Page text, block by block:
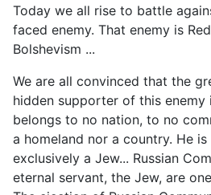
Today we all rise to battle
faced enemy. That enemy is
Bolshevism ...
We are all convinced that the
hidden supporter of this enemy
belongs to no nation, to no
a homeland nor a country. He
exclusively a Jew... Russian
eternal servant, the Jew, are